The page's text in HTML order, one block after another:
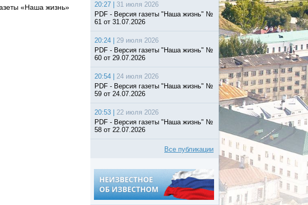
«Наша жизнь»
20:27 |
31 июля 2026
PDF - Версия газеты "Наша жизнь" №
61 от 31.07.2026
20:24 |
29 июля 2026
PDF - Версия газеты "Наша жизнь" №
60 от 29.07.2026
20:54 |
24 июля 2026
PDF - Версия газеты "Наша жизнь" №
59 от 24.07.2026
20:53 |
22 июля 2026
PDF - Версия газеты "Наша жизнь" №
58 от 22.07.2026
Все публикации